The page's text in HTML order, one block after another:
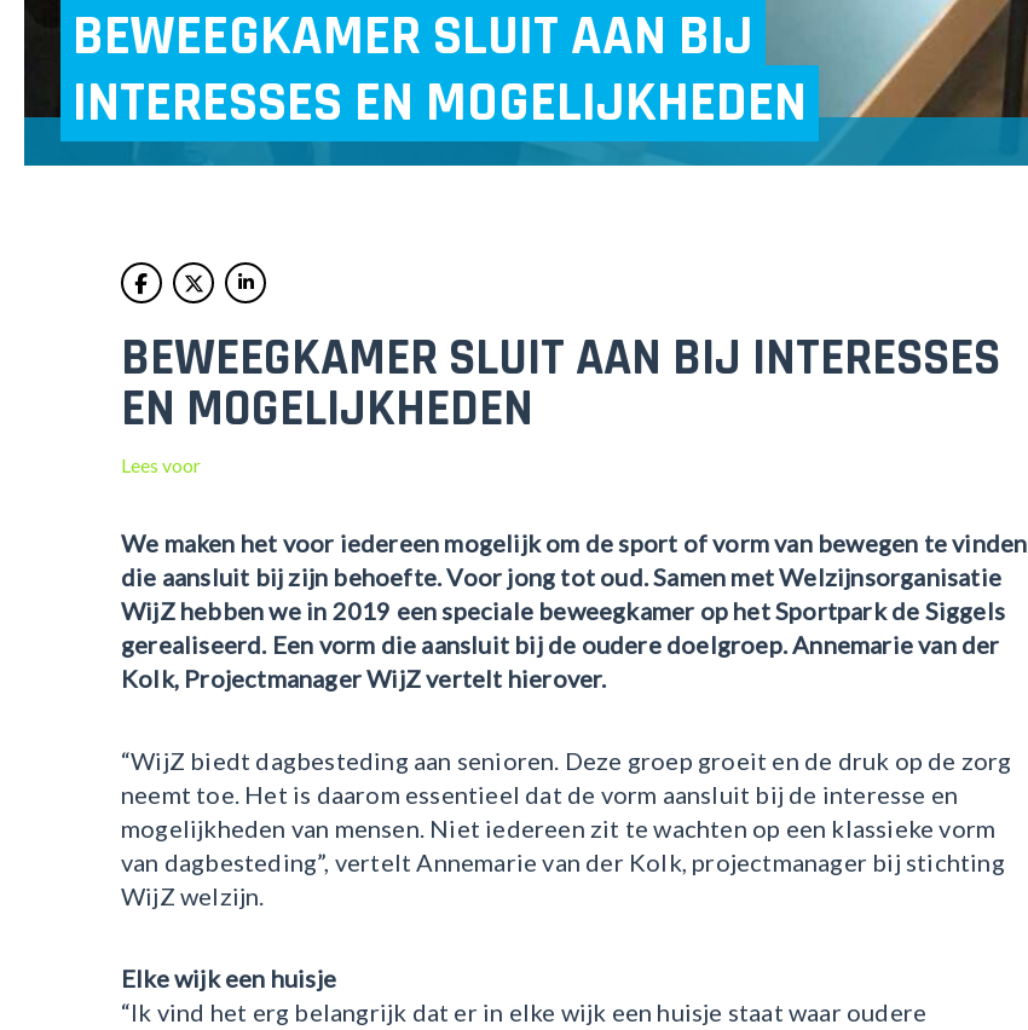
BEWEEGKAMER SLUIT AAN BIJ
INTERESSES EN MOGELIJKHEDEN
BEWEEGKAMER SLUIT AAN BIJ INTERESSES
EN MOGELIJKHEDEN
Lees voor
We maken het voor iedereen mogelijk om de sport of vorm van bewegen te vinden
die aansluit bij zijn behoefte. Voor jong tot oud. Samen met Welzijnsorganisatie
WijZ hebben we in 2019 een speciale beweegkamer op het Sportpark de Siggels
gerealiseerd. Een vorm die aansluit bij de oudere doelgroep. Annemarie van der
Kolk, Projectmanager WijZ vertelt hierover.
“WijZ biedt dagbesteding aan senioren. Deze groep groeit en de druk op de zorg
neemt toe. Het is daarom essentieel dat de vorm aansluit bij de interesse en
mogelijkheden van mensen. Niet iedereen zit te wachten op een klassieke vorm
van dagbesteding”, vertelt Annemarie van der Kolk, projectmanager bij stichting
WijZ welzijn.
Elke wijk een huisje
“Ik vind het erg belangrijk dat er in elke wijk een huisje staat waar oudere